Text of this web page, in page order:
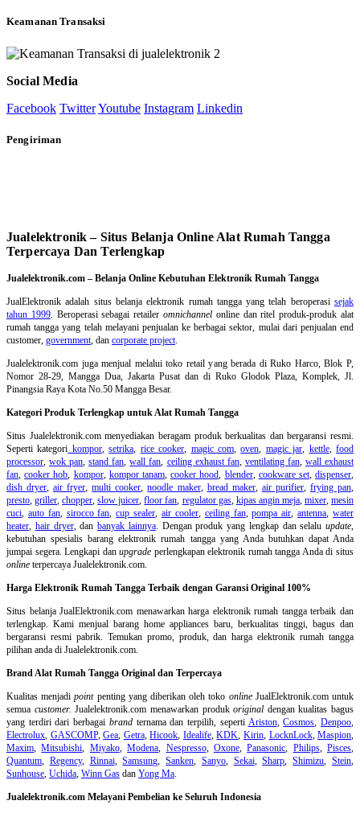
Keamanan Transaksi
Social Media
Facebook TwitterYoutube Instagram Linkedin
Pengiriman
Jualelektronik – Situs Belanja Online Alat Rumah Tangga
Terpercaya Dan Terlengkap
Jualelektronik.com – Belanja Online Kebutuhan Elektronik Rumah Tangga
JualElektronik adalah situs belanja elektronik rumah tanggayang telah beroperasisejak
tahun 1999. Beroperasi sebagai retaileromnichannel online dan ritel produk-produk alat
rumah tangga yang telah melayani penjualan ke berbagai sektor, mulai dari penjualan end
customer, government, dan corporate project.
Jualelektronik.com juga menjual melalui toko retail yang berada di Ruko Harco, Blok P,
Nomor 28-29, Mangga Dua, Jakarta Pusat dan di Ruko Glodok Plaza, Komplek, Jl.
Pinangsia Raya Kota No.50 Mangga Besar.
Kategori Produk Terlengkap untuk Alat Rumah Tangga
Situs Jualelektronik.com menyediakan beragam produk berkualitas dan bergaransi resmi.
Seperti kategori kompor,setrika, rice cooker, magic com,oven, magic jar, kettle,food
processor,wok pan,stand fan,wall fan, ceiling exhaust fan, ventilating fan, wall exhaust
fan,cooker hob, kompor, kompor tanam,cooker hood, blender, cookware set,dispenser,
dish dryer,air fryer,multi cooker,noodle maker, bread maker, air purifier, frying pan,
presto,griller,chopper,slow juicer,floor fan, regulator gas, kipas angin meja, mixer,mesin
cuci, auto fan, sirocco fan,cup sealer,air cooler, ceiling fan,pompa air,antenna,water
heater, hair dryer, dan banyak lainnya. Dengan produk yang lengkap dan selalu update,
kebutuhan spesialis barang elektronik rumah tangga yang Anda butuhkan dapat Anda
jumpai segera. Lengkapi danupgrade perlengkapan elektronik rumah tangga Anda di situs
online terpercaya Jualelektronik.com.
Harga Elektronik Rumah Tangga Terbaik dengan Garansi Original 100%
Situs belanjaJualElektronik.com menawarkan harga elektronik rumah tangga terbaik dan
terlengkap. Kami menjual barang home appliances baru, berkualitas tinggi, bagus dan
bergaransi resmi pabrik. Temukan promo, produk, dan harga elektronik rumah tangga
pilihan anda di Jualelektronik.com.
Brand Alat Rumah Tangga Original dan Terpercaya
Kualitas menjadipointpenting yang diberikan oleh toko onlineJualElektronik.com untuk
semua customer. Jualelektronik.com menawarkan produkoriginal dengan kualitas bagus
yang terdiri dari berbagai brandternama dan terpilih, seperti Ariston,Cosmos,Denpoo,
Electrolux, GASCOMP,Gea, Getra,Hicook, Idealife,KDK, Kirin, LocknLock,Maspion,
Maxim,Mitsubishi, Miyako,Modena, Nespresso, Oxone,Panasonic, Philips, Pisces,
Quantum, Regency, Rinnai,Samsung,Sanken, Sanyo, Sekai,Sharp,Shimizu,Stein,
Sunhouse, Uchida, Winn Gas dan Yong Ma.
Jualelektronik.com Melayani Pembelian ke Seluruh Indonesia